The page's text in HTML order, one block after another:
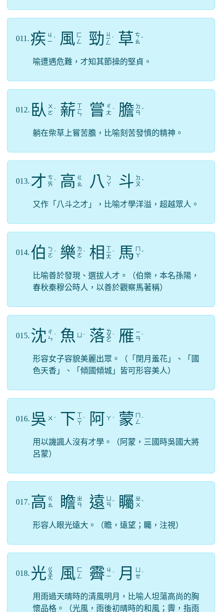
011. 疾 ㄐ
ㄧ ˊ 風 ㄈ
ㄥ
勁 ㄐ
ㄧ
ㄥ
ˋ 草 ㄘ
ㄠ ˇ
喻遭遇危難，才知其節操的堅貞。
012. 臥 ㄨ
ㄛ ˋ 薪 ㄧ
ㄣ 嘗 ㄔ
ㄤ ˊ 膽 ㄉ
ㄢ ˇ
躺在柴草上嘗苦膽，比喻刻苦發憤的精神。
013. 才 ㄘ
ㄞ ˊ 高 ㄍ
ㄠ
八 ㄅ
ㄚ
斗 ㄉ
ㄡ ˇ
又作「八斗之才」，比喻才學洋溢，超越眾人。
014. 伯 ㄅ
ㄛ ˊ 樂 ㄌ
ㄜ ˋ 相 ㄧ
ㄤ
ˋ 馬 ㄚ ˇ
比喻善於發現、選拔人才。（伯樂，本名孫陽，
春秋秦穆公時人，以善於觀察馬著稱）
015. 沈 ㄔ
ㄣ ˊ 魚 ˊ 落 ㄌ
ㄨ
ㄛ
ˋ 雁 ㄧ
ㄢ ˋ
形容女子容貌美麗出眾。（「閉月羞花」、「國
色天香」、「傾國傾城」皆可形容美人）
016. 吳 ㄨ ˊ 下 ㄧ
ㄚ
ˋ 阿 ㄚ ˋ 蒙 ㄥ
ˊ
用以譏諷人沒有才學。（阿蒙，三國時吳國大將
呂蒙）
017. 高 ㄍ
ㄠ
瞻 ㄓ
ㄢ
遠 ㄢ ˇ 矚 ㄓ
ㄨ ˇ
形容人眼光遠大。（瞻，遠望；矚，注視）
018. 光 ㄍ
ㄨ
ㄤ 風 ㄈ
ㄥ
霽 ㄐ
ㄧ ˋ 月
ㄝˋ
用雨過天晴時的清風明月，比喻人坦蕩高尚的胸
懷品格。（光風，雨後初晴時的和風；霽，指雨